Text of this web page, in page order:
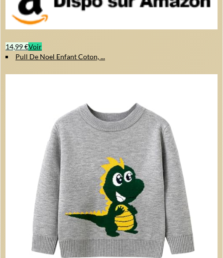
14,99 €Voir
Pull De Noel Enfant Coton, ...